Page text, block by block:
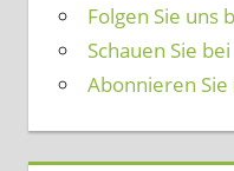
Folgen Sie uns
Schauen Sie
Abonnieren Sie